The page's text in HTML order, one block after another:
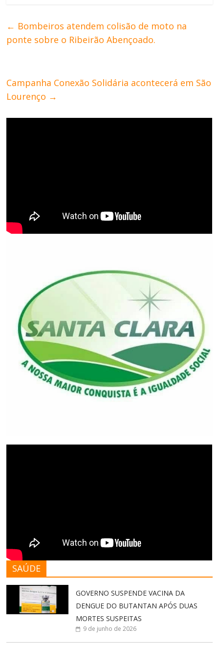
← Bombeiros atendem colisão de moto na
ponte sobre o Ribeirão Abençoado.
Campanha Conexão Solidária acontecerá em São
Lourenço →
SAÚDE
GOVERNO SUSPENDE VACINA DA
DENGUE DO BUTANTAN APÓS DUAS
MORTES SUSPEITAS
9 de junho de 2026